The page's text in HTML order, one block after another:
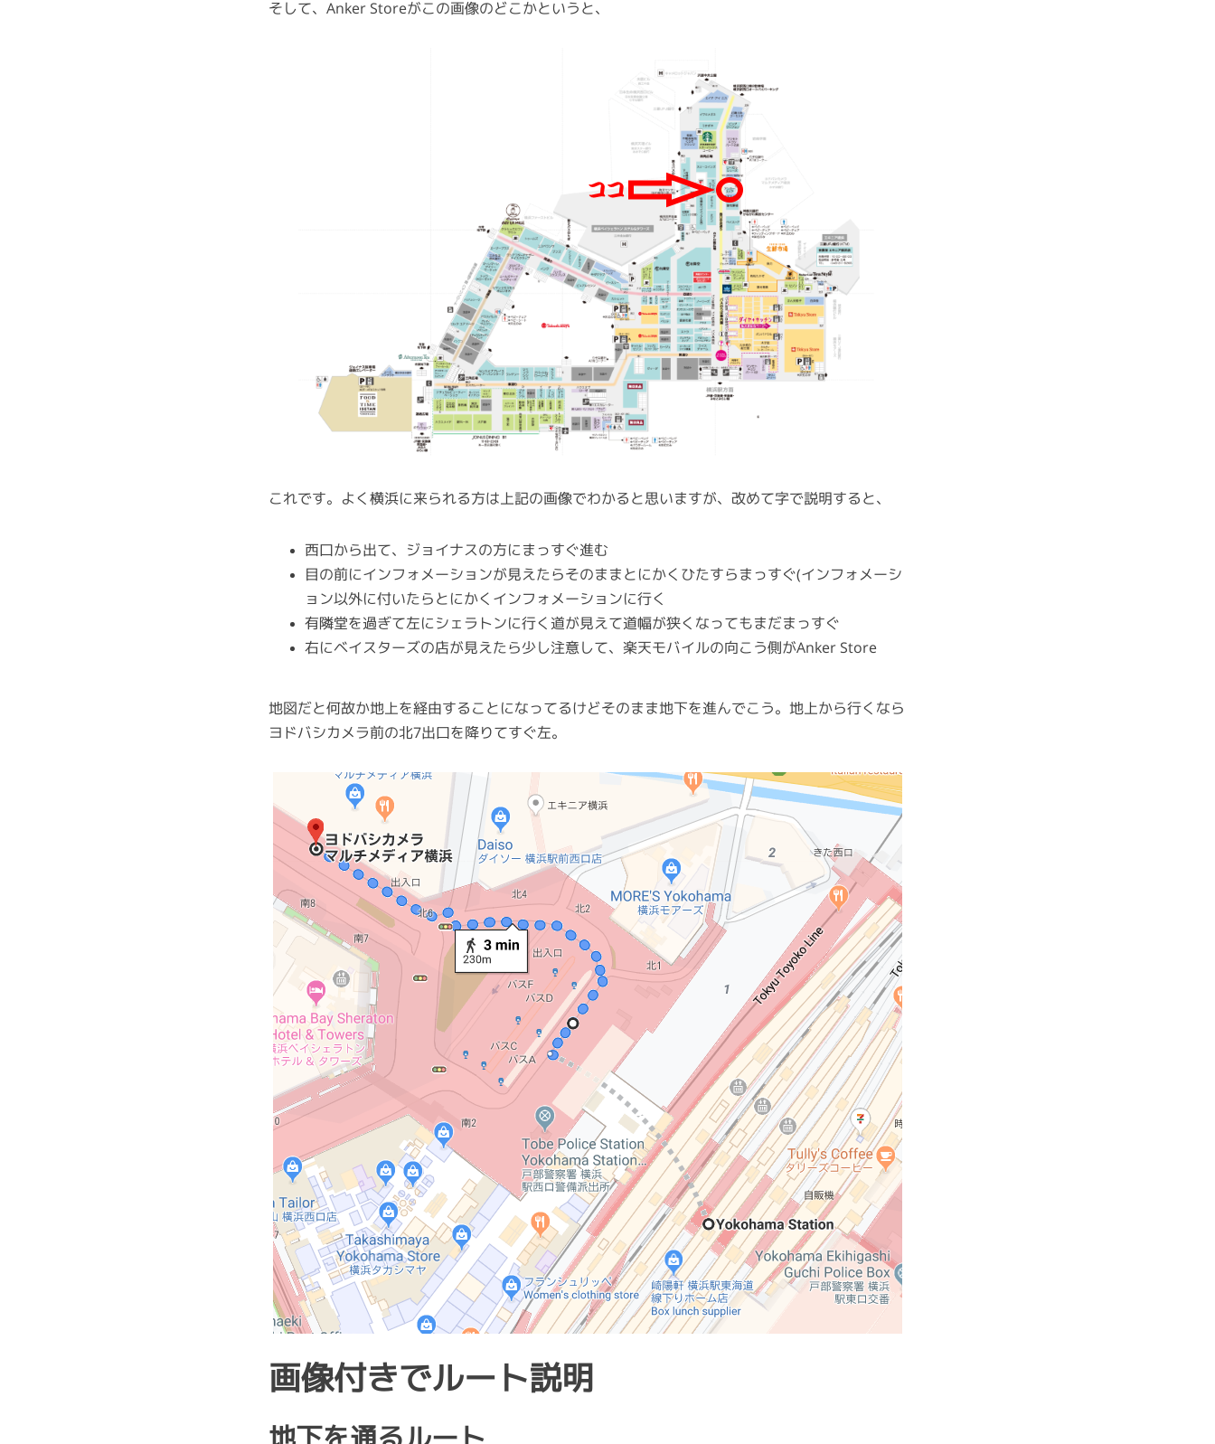
そして、Anker Storeがこの画像のどこかというと、
これです。よく横浜に来られる方は上記の画像でわかると思いますが、改めて字で説明すると、
西口から出て、ジョイナスの方にまっすぐ進む
目の前にインフォメーションが見えたらそのままとにかくひたすらまっすぐ(インフォメーシ
ョン以外に付いたらとにかくインフォメーションに行く
有隣堂を過ぎて左にシェラトンに行く道が見えて道幅が狭くなってもまだまっすぐ
右にベイスターズの店が見えたら少し注意して、楽天モバイルの向こう側がAnker Store
地図だと何故か地上を経由することになってるけどそのまま地下を進んでこう。地上から行くなら
ヨドバシカメラ前の北7出口を降りてすぐ左。
画像付きでルート説明
地下を通るルート